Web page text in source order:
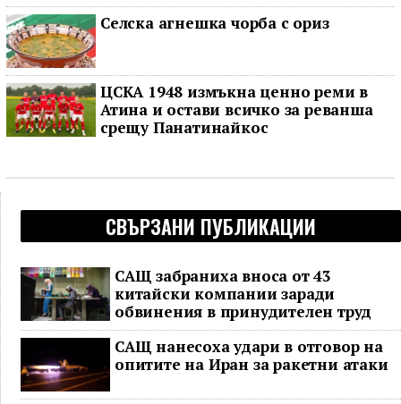
Селска агнешка чорба с ориз
ЦСКА 1948 измъкна ценно реми в
Атина и остави всичко за реванша
срещу Панатинайкос
СВЪРЗАНИ ПУБЛИКАЦИИ
САЩ забраниха вноса от 43
китайски компании заради
обвинения в принудителен труд
САЩ нанесоха удари в отговор на
опитите на Иран за ракетни атаки